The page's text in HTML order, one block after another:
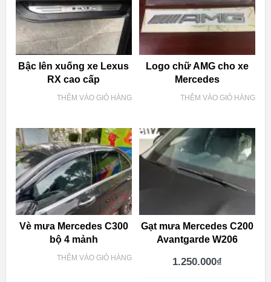
Bậc lên xuống xe Lexus
RX cao cấp
THÊM VÀO GIỎ HÀNG
Logo chữ AMG cho xe
Mercedes
THÊM VÀO GIỎ HÀNG
Vè mưa Mercedes C300
bộ 4 mảnh
THÊM VÀO GIỎ HÀNG
Gạt mưa Mercedes C200
Avantgarde W206
1.250.000₫